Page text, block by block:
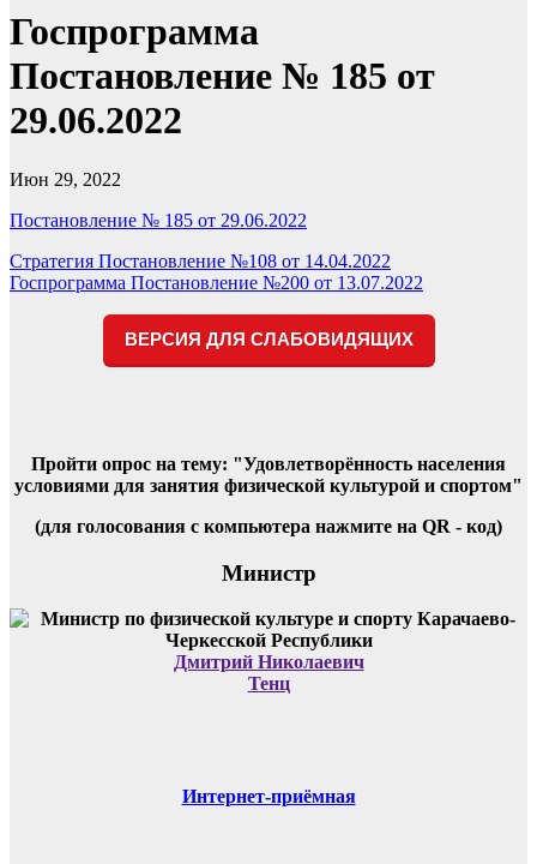
Госпрограмма
Постановление № 185 от
29.06.2022
Июн 29, 2022
Постановление № 185 от 29.06.2022
Навигация
по
записям
Стратегия Постановление №108 от 14.04.2022
Госпрограмма Постановление №200 от 13.07.2022
ВЕРСИЯ ДЛЯ СЛАБОВИДЯЩИХ
Пройти опрос на тему: "Удовлетворённость населения
условиями для занятия физической культурой и спортом"
(для голосования с компьютера нажмите на QR - код)
Министр
Дмитрий Николаевич
Тенц
Интернет-приёмная